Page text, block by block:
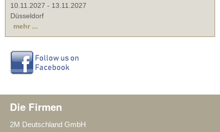
10.11.2027 - 13.11.2027
Düsseldorf
mehr ...
Die Firmen
2M Deutschland GmbH